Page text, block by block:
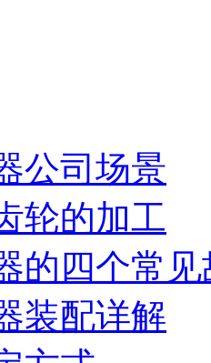
公司场景
轮的加工
的四个常
装配详解